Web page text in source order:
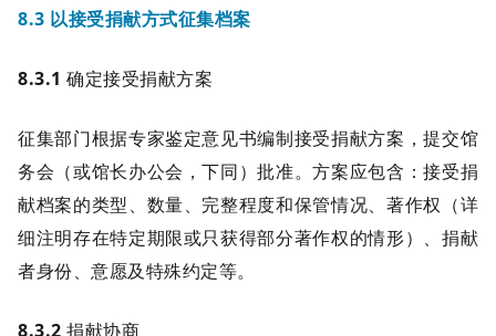
8.3 以接受捐献方式征集档案
8.3.1 确定接受捐献方案
征集部门根据专家鉴定意见书编制接受捐献方案，提交馆
务会（或馆长办公会，下同）批准。方案应包含：接受捐
献档案的类型、数量、完整程度和保管情况、著作权（详
细注明存在特定期限或只获得部分著作权的情形）、捐献
者身份、意愿及特殊约定等。
8.3.2 捐献协商